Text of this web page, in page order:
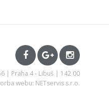
| Praha 4 - Libuš | 142 00
webu: NETservis s.r.o.